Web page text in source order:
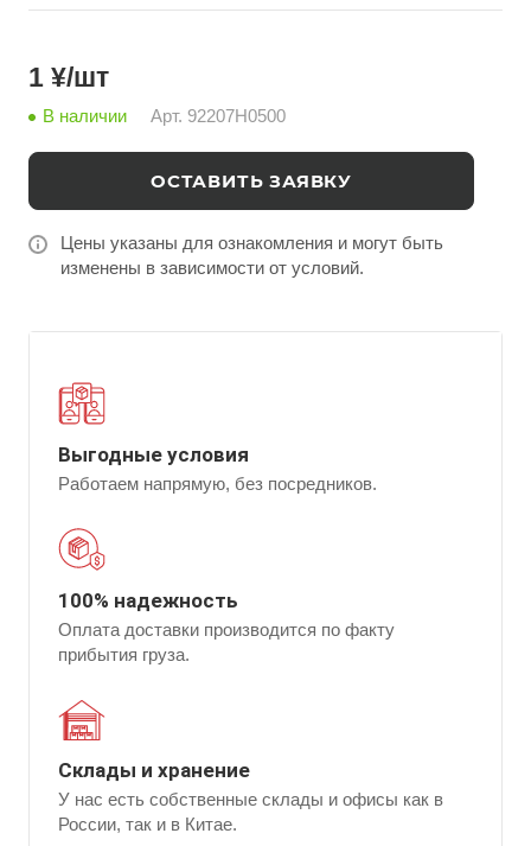
1 ¥/шт
В наличии Арт. 92207H0500
ОСТАВИТЬ ЗАЯВКУ
Цены указаны для ознакомления и могут быть
изменены в зависимости от условий.
Выгодные условия
Работаем напрямую, без посредников.
100% надежность
Оплата доставки производится по факту
прибытия груза.
Склады и хранение
У нас есть собственные склады и офисы как в
России, так и в Китае.